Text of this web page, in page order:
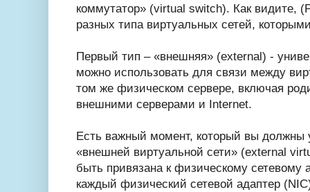
коммутатор» (virtual switch). Как видите,
разных типа виртуальных сетей,
Первый тип – «внешняя» (external) -
можно использовать для связи между
том же физическом сервере, включая
внешними серверами и Internet.
Есть важный момент, который вы должны
«внешней виртуальной сети» (external
быть привязана к физическому сетевому
каждый физический сетевой адаптер